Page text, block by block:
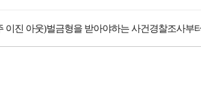
진 아웃)벌금형을 받아야하는 사건경찰조사부